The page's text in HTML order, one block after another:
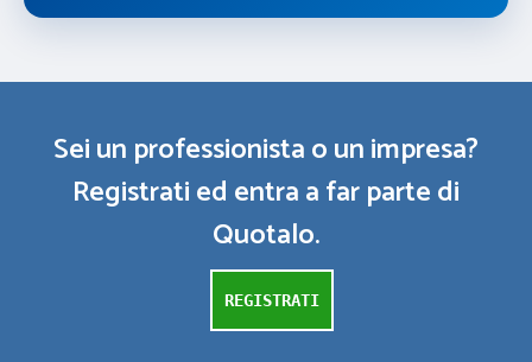
Sei un professionista o un impresa?
Registrati ed entra a far parte di
Quotalo.
REGISTRATI